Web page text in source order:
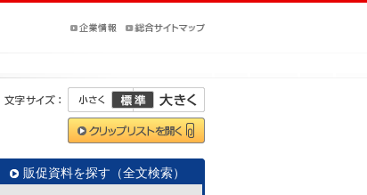
販促資料を探す（全文検索）